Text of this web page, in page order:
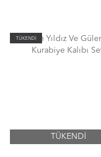
TÜKENDİ
TÜKENDİ